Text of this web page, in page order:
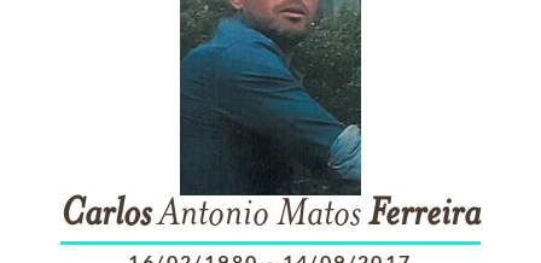
CarlosAntonio MatosFerreira